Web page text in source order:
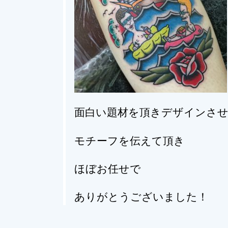
面白い題材を頂きデザインさ
モチーフを伝えて頂き
ほぼお任せで
ありがとうございました！